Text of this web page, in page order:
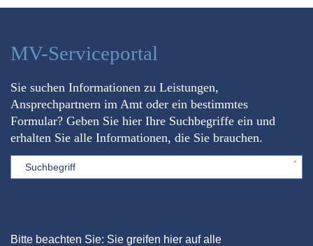
MV-Serviceportal
Sie suchen Informationen zu Leistungen,
Ansprechpartnern im Amt oder ein bestimmtes
Formular? Geben Sie hier Ihre Suchbegriffe ein und
erhalten Sie alle Informationen, die Sie brauchen.
Sword
Bitte beachten Sie: Sie greifen hier auf alle